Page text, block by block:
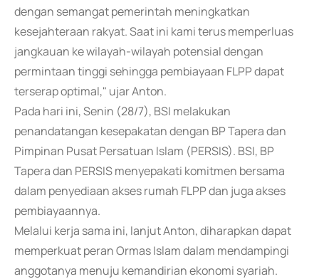
dengan semangat pemerintah meningkatkan
kesejahteraan rakyat. Saat ini kami terus memperluas
jangkauan ke wilayah-wilayah potensial dengan
permintaan tinggi sehingga pembiayaan FLPP dapat
terserap optimal," ujar Anton.
Pada hari ini, Senin (28/7), BSI melakukan
penandatangan kesepakatan dengan BP Tapera dan
Pimpinan Pusat Persatuan Islam (PERSIS). BSI, BP
Tapera dan PERSIS menyepakati komitmen bersama
dalam penyediaan akses rumah FLPP dan juga akses
pembiayaannya.
Melalui kerja sama ini, lanjut Anton, diharapkan dapat
memperkuat peran Ormas Islam dalam mendampingi
anggotanya menuju kemandirian ekonomi syariah.